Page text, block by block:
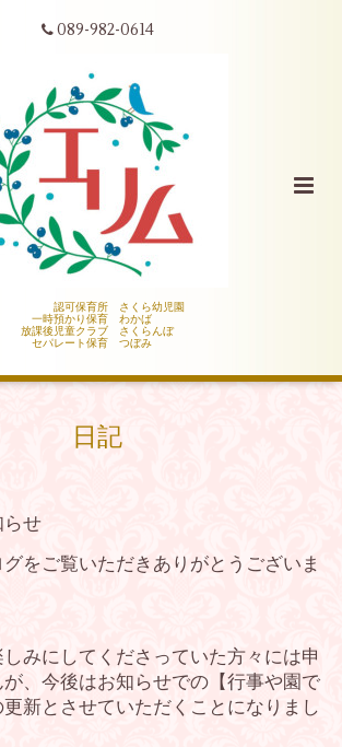
089-982-0614
認可保育所 さくら幼児園
一時預かり保育 わかば
放課後児童クラブ さくらんぼ
セパレート保育 つぼみ
日記
せ
をご覧いただきありがとうございま
みにしてくださっていた方々には申
、 今後はお知らせでの【行事や園で
新とさせていただくことになりまし